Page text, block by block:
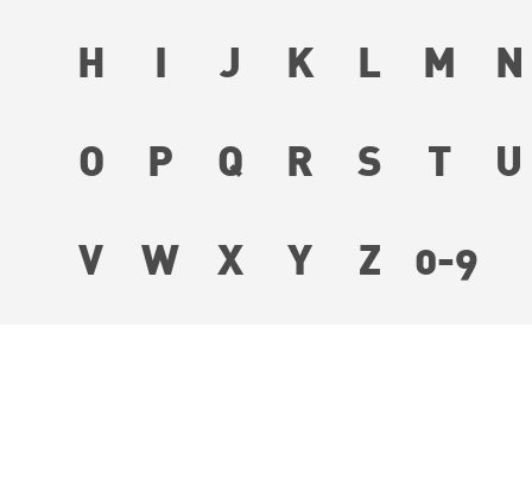
FALE CONOSCO
VENDAS
H
I J K L M
N
O
P Q R S T
U
V
W X Y Z 0-9